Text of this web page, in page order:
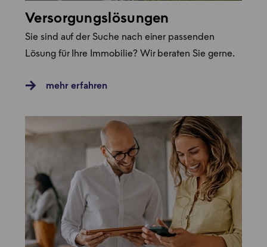
Versorgungslösungen
Sie sind auf der Suche nach einer passenden
Lösung für Ihre Immobilie? Wir beraten Sie gerne.
mehr erfahren